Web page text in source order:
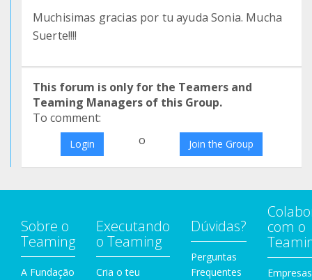
Muchisimas gracias por tu ayuda Sonia. Mucha
Suerte!!!!
This forum is only for the Teamers and
Teaming Managers of this Group.
To comment:
Login o Join the Group
Sobre o
Teaming
A Fundação
Executando
o Teaming
Cria o teu
Dúvidas?
Perguntas
Frequentes
com o
Empresas